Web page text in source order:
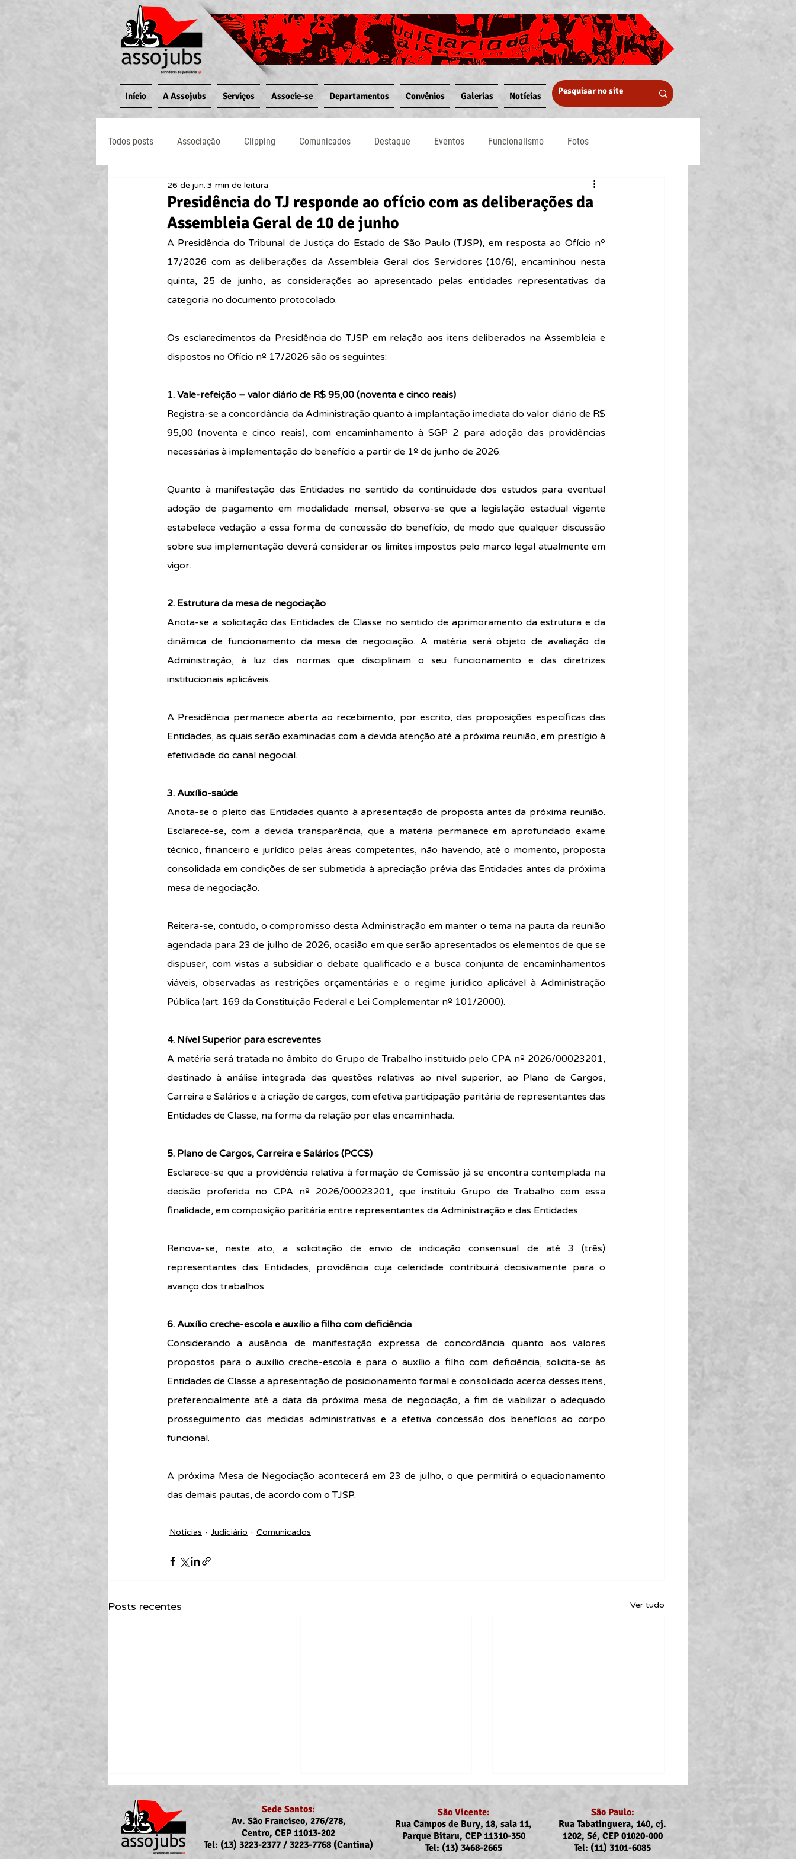
Início A Assojubs Serviços Associe-se Departamentos Convênios Galerias Notícias
Todos posts Associação Clipping Comunicados Destaque Eventos Funcionalismo Fotos
Jornal O Processo Judiciário
Presidência do TJ responde ao ofício com as deliberações da
Assembleia Geral de 10 de junho
26 de jun. 3 min de leitura
A Presidência do Tribunal de Justiça do Estado de São Paulo (TJSP), em resposta ao Ofício nº
17/2026 com as deliberações da Assembleia Geral dos Servidores (10/6), encaminhou nesta
quinta, 25 de junho, as considerações ao apresentado pelas entidades representativas da
categoria no documento protocolado.
Os esclarecimentos da Presidência do TJSP em relação aos itens deliberados na Assembleia e
dispostos no Ofício nº 17/2026 são os seguintes:
1. Vale-refeição – valor diário de R$ 95,00 (noventa e cinco reais)
Registra-se a concordância da Administração quanto à implantação imediata do valor diário de R$
95,00 (noventa e cinco reais), com encaminhamento à SGP 2 para adoção das providências
necessárias à implementação do benefício a partir de 1º de junho de 2026.
Quanto à manifestação das Entidades no sentido da continuidade dos estudos para eventual
adoção de pagamento em modalidade mensal, observa-se que a legislação estadual vigente
estabelece vedação a essa forma de concessão do benefício, de modo que qualquer discussão
sobre sua implementação deverá considerar os limites impostos pelo marco legal atualmente em
vigor.
2. Estrutura da mesa de negociação
Anota-se a solicitação das Entidades de Classe no sentido de aprimoramento da estrutura e da
dinâmica de funcionamento da mesa de negociação. A matéria será objeto de avaliação da
Administração, à luz das normas que disciplinam o seu funcionamento e das diretrizes
institucionais aplicáveis.
A Presidência permanece aberta ao recebimento, por escrito, das proposições específicas das
Entidades, as quais serão examinadas com a devida atenção até a próxima reunião, em prestígio à
efetividade do canal negocial.
3. Auxílio-saúde
Anota-se o pleito das Entidades quanto à apresentação de proposta antes da próxima reunião.
Esclarece-se, com a devida transparência, que a matéria permanece em aprofundado exame
técnico, financeiro e jurídico pelas áreas competentes, não havendo, até o momento, proposta
consolidada em condições de ser submetida à apreciação prévia das Entidades antes da próxima
mesa de negociação.
Reitera-se, contudo, o compromisso desta Administração em manter o tema na pauta da reunião
agendada para 23 de julho de 2026, ocasião em que serão apresentados os elementos de que se
dispuser, com vistas a subsidiar o debate qualificado e a busca conjunta de encaminhamentos
viáveis, observadas as restrições orçamentárias e o regime jurídico aplicável à Administração
Pública (art. 169 da Constituição Federal e Lei Complementar nº 101/2000).
4. Nível Superior para escreventes
A matéria será tratada no âmbito do Grupo de Trabalho instituído pelo CPA nº 2026/00023201,
destinado à análise integrada das questões relativas ao nível superior, ao Plano de Cargos,
Carreira e Salários e à criação de cargos, com efetiva participação paritária de representantes das
Entidades de Classe, na forma da relação por elas encaminhada.
5. Plano de Cargos, Carreira e Salários (PCCS)
Esclarece-se que a providência relativa à formação de Comissão já se encontra contemplada na
decisão proferida no CPA nº 2026/00023201, que instituiu Grupo de Trabalho com essa
finalidade, em composição paritária entre representantes da Administração e das Entidades.
Renova-se, neste ato, a solicitação de envio de indicação consensual de até 3 (três)
representantes das Entidades, providência cuja celeridade contribuirá decisivamente para o
avanço dos trabalhos.
6. Auxílio creche-escola e auxílio a filho com deficiência
Considerando a ausência de manifestação expressa de concordância quanto aos valores
propostos para o auxílio creche-escola e para o auxílio a filho com deficiência, solicita-se às
Entidades de Classe a apresentação de posicionamento formal e consolidado acerca desses itens,
preferencialmente até a data da próxima mesa de negociação, a fim de viabilizar o adequado
prosseguimento das medidas administrativas e a efetiva concessão dos benefícios ao corpo
funcional.
A próxima Mesa de Negociação acontecerá em 23 de julho, o que permitirá o equacionamento
das demais pautas, de acordo com o TJSP.
Notícias Judiciário Comunicados
Posts recentes Ver tudo
Sede Santos:
Av. São Francisco, 276/278,
Centro, CEP 11013-202
Tel: (13) 3223-2377 / 3223-7768 (Cantina)
São Vicente:
Rua Campos de Bury, 18, sala 11,
Parque Bitaru, CEP 11310-350
Tel: (13) 3468-2665
São Paulo:
Rua Tabatinguera, 140, cj.
1202, Sé, CEP 01020-000
Tel: (11) 3101-6085